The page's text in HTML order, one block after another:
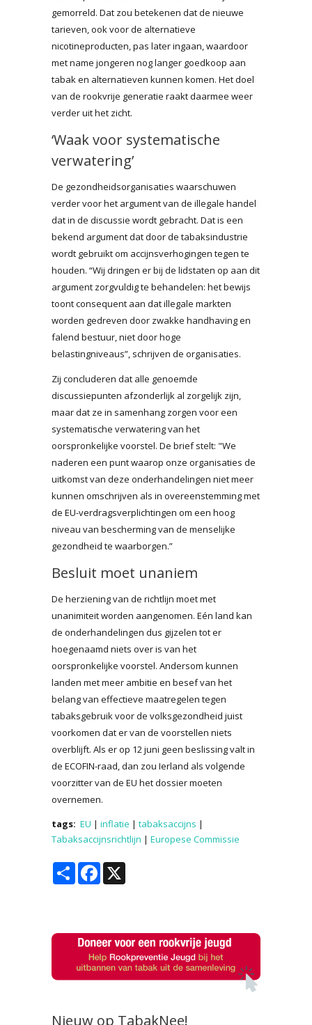
gemorreld. Dat zou betekenen dat de nieuwe
tarieven, ook voor de alternatieve
nicotineproducten, pas later ingaan, waardoor
met name jongeren nog langer goedkoop aan
tabak en alternatieven kunnen komen. Het doel
van de rookvrije generatie raakt daarmee weer
verder uit het zicht.
‘Waak voor systematische
verwatering’
De gezondheidsorganisaties waarschuwen
verder voor het argument van de illegale handel
dat in de discussie wordt gebracht. Dat is een
bekend argument dat door de tabaksindustrie
wordt gebruikt om accijnsverhogingen tegen te
houden. “Wij dringen er bij de lidstaten op aan dit
argument zorgvuldig te behandelen: het bewijs
toont consequent aan dat illegale markten
worden gedreven door zwakke handhaving en
falend bestuur, niet door hoge
belastingniveaus”, schrijven de organisaties.
Zij concluderen dat alle genoemde
discussiepunten afzonderlijk al zorgelijk zijn,
maar dat ze in samenhang zorgen voor een
systematische verwatering van het
oorspronkelijke voorstel. De brief stelt: "We
naderen een punt waarop onze organisaties de
uitkomst van deze onderhandelingen niet meer
kunnen omschrijven als in overeenstemming met
de EU-verdragsverplichtingen om een hoog
niveau van bescherming van de menselijke
gezondheid te waarborgen.”
Besluit moet unaniem
De herziening van de richtlijn moet met
unanimiteit worden aangenomen. Eén land kan
de onderhandelingen dus gijzelen tot er
hoegenaamd niets over is van het
oorspronkelijke voorstel. Andersom kunnen
landen met meer ambitie en besef van het
belang van effectieve maatregelen tegen
tabaksgebruik voor de volksgezondheid juist
voorkomen dat er van de voorstellen niets
overblijft. Als er op 12 juni geen beslissing valt in
de ECOFIN-raad, dan zou Ierland als volgende
voorzitter van de EU het dossier moeten
overnemen.
tags: EU | inflatie | tabaksaccijns |
Tabaksaccijnsrichtlijn | Europese Commissie
Share Facebook
Nieuw op TabakNee!